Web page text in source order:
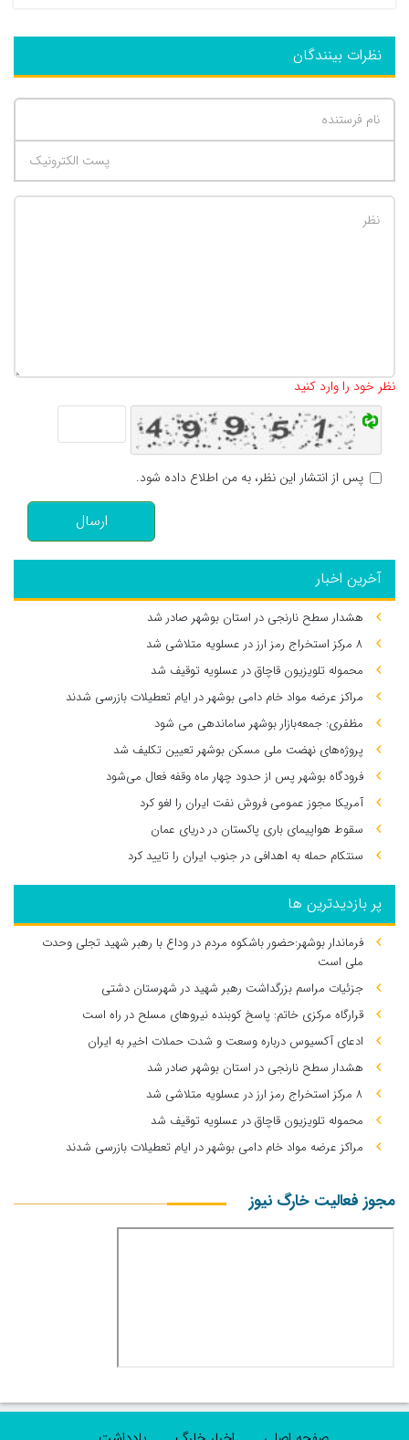
نظرات بینندگان
نظر خود را وارد کنید
پس از انتشار این نظر، به من اطلاع داده شود.
ارسال
آخرین اخبار
هشدار سطح نارنجی در استان بوشهر صادر شد
۸ مرکز استخراج رمز ارز در عسلویه متلاشی شد
محموله تلویزیون قاچاق در عسلویه توقیف شد
مراکز عرضه مواد خام دامی بوشهر در ایام تعطیلات بازرسی شدند
مظفری: جمعه‌بازار بوشهر ساماندهی می‌ شود
پروژه‌های نهضت ملی مسکن بوشهر تعیین تکلیف شد
فرودگاه بوشهر پس از حدود چهار ماه وقفه فعال می‌شود
آمریکا مجوز عمومی فروش نفت ایران را لغو کرد
سقوط هواپیمای باری پاکستان در دریای عمان
سنتکام حمله به اهدافی در جنوب ایران را تایید کرد
پر بازدیدترین ها
فرماندار بوشهر:حضور باشکوه مردم در وداع با رهبر شهید تجلی وحدت
ملی است
جزئیات مراسم بزرگداشت رهبر شهید در شهرستان دشتی
قرارگاه مرکزی خاتم: پاسخ کوبنده نیروهای مسلح در راه است
ادعای آکسیوس درباره وسعت و شدت حملات اخیر به ایران
هشدار سطح نارنجی در استان بوشهر صادر شد
۸ مرکز استخراج رمز ارز در عسلویه متلاشی شد
محموله تلویزیون قاچاق در عسلویه توقیف شد
مراکز عرضه مواد خام دامی بوشهر در ایام تعطیلات بازرسی شدند
مجوز فعالیت خارگ نیوز